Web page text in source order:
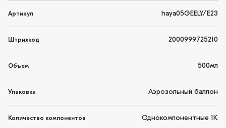
Артикул haya05GEELY/E23
Штрихкод 2000999725210
Объем 500мл
Упаковка Аэрозольный баллон
Количество компонентов Однокомпонентные 1K